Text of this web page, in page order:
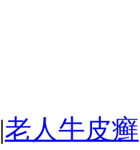
|老人牛皮癣